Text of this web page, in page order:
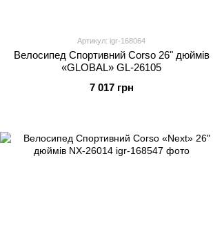
Артикул: igr-168064
Велосипед Спортивний Corso 26" дюймів
«GLOBAL» GL-26105
7 017 грн